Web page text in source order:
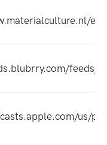
feeds/
us/